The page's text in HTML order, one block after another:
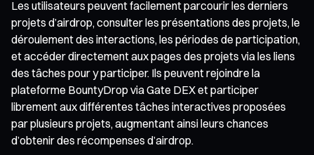
Les utilisateurs peuvent facilement parcourir les derniers
projets d’airdrop, consulter les présentations des projets, le
déroulement des interactions, les périodes de participation,
et accéder directement aux pages des projets via les liens
des tâches pour y participer. Ils peuvent rejoindre la
plateforme BountyDrop via Gate DEX et participer
librement aux différentes tâches interactives proposées
par plusieurs projets, augmentant ainsi leurs chances
d’obtenir des récompenses d’airdrop.